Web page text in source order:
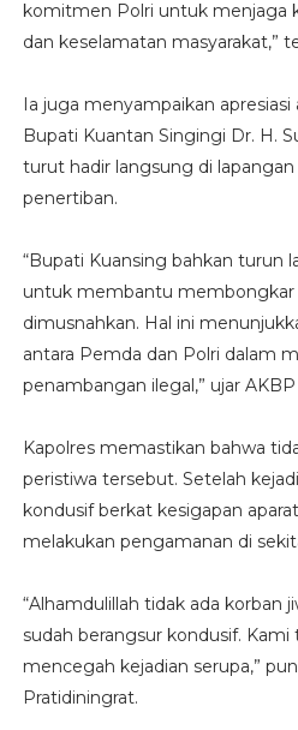
komitmen Polri untuk menjaga
dan keselamatan masyarakat,”
Ia juga menyampaikan
Bupati Kuantan Singingi Dr. H.
turut hadir langsung di
penertiban.
“Bupati Kuansing bahkan turun
untuk membantu membongkar
dimusnahkan. Hal ini
antara Pemda dan Polri dalam
penambangan ilegal,” ujar AKBP
Kapolres memastikan bahwa
peristiwa tersebut. Setelah
kondusif berkat kesigapan
melakukan pengamanan di
“Alhamdulillah tidak ada korban
sudah berangsur kondusif.
mencegah kejadian serupa,”
Pratidiningrat.